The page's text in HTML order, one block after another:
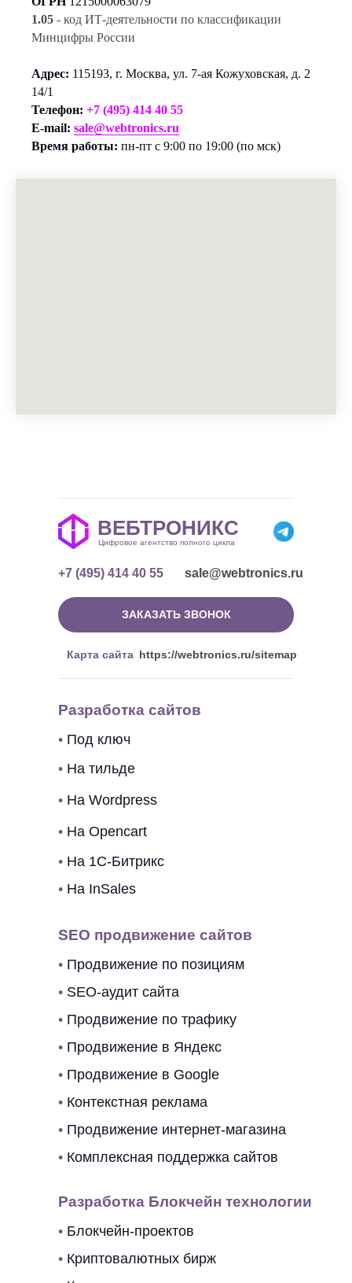
1.05 - код ИТ-деятельности по классификации
Минцифры России
Адрес: 115193, г. Москва, ул. 7-ая Кожуховская, д. 2
14/1
Телефон: +7 (495) 414 40 55
E-mail: sale@webtronics.ru
Время работы: пн-пт с 9:00 по 19:00 (по мск)
ЗАКАЗАТЬ ЗВОНОК
+7 (495) 414 40 55 sale@webtronics.ru
Карта сайта https://webtronics.ru/sitemap
Разработка сайтов
• Под ключ
• На Opencart
• На тильде
• На 1C-Битрикс
• На InSales
• На Wordpress
Разработка Блокчейн технологии
• Блокчейн-проектов
• Криптовалютных бирж
• Продвижение в Яндекс
• Продвижение в Google
• Контекстная реклама
• Продвижение интернет-магазина
• Комплексная поддержка сайтов
SEO продвижение сайтов
• Продвижение по позициям
• SEO-аудит сайта
• Продвижение по трафику
Цифровое агентство полного цикла
ВЕБТРОНИКС